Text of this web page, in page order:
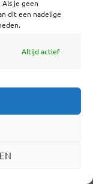
je geen
dit een nadelige
Altijd actief